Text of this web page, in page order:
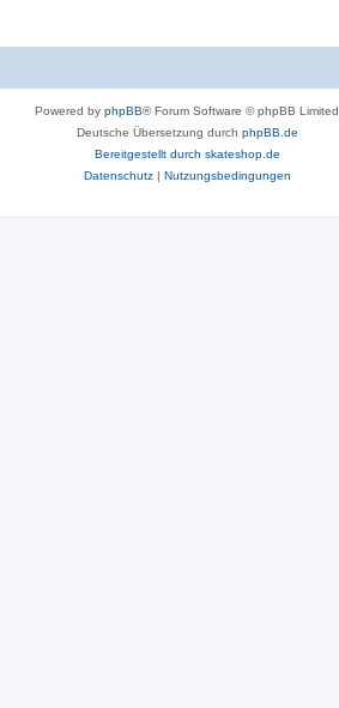
Powered by phpBB® Forum Software © phpBB Limited
Deutsche Übersetzung durch phpBB.de
Bereitgestellt durch skateshop.de
Datenschutz| Nutzungsbedingungen